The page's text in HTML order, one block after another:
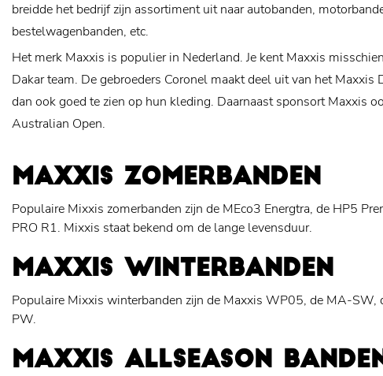
breidde het bedrijf zijn assortiment uit naar autobanden,
bestelwagenbanden, etc.
Het merk Maxxis is populier in Nederland. Je kent Maxxis
Dakar team. De gebroeders Coronel maakt deel uit van het Maxxis
dan ook goed te zien op hun kleding. Daarnaast sponsort Maxxis
Australian Open.
MAXXIS ZOMERBANDEN
Populaire Mixxis zomerbanden zijn de MEco3 Energtra, de HP5
PRO R1. Mixxis staat bekend om de lange levensduur.
MAXXIS WINTERBANDEN
Populaire Mixxis winterbanden zijn de Maxxis WP05, de MA-
PW.
MAXXIS ALLSEASON